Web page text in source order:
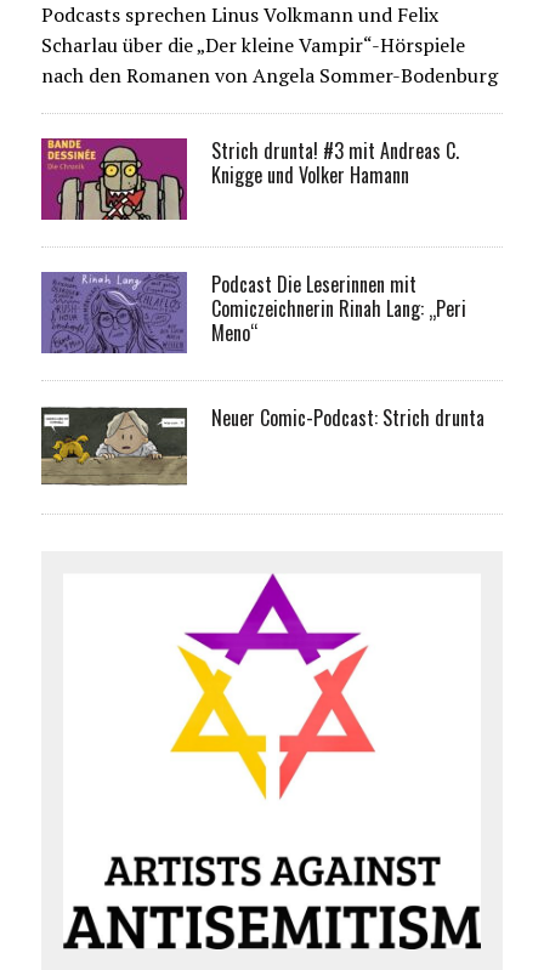
Podcasts sprechen Linus Volkmann und Felix
Scharlau über die „Der kleine Vampir“-Hörspiele
nach den Romanen von Angela Sommer-Bodenburg
Strich drunta! #3 mit Andreas C.
Knigge und Volker Hamann
Podcast Die Leserinnen mit
Comiczeichnerin Rinah Lang: „Peri
Meno“
Neuer Comic-Podcast: Strich drunta